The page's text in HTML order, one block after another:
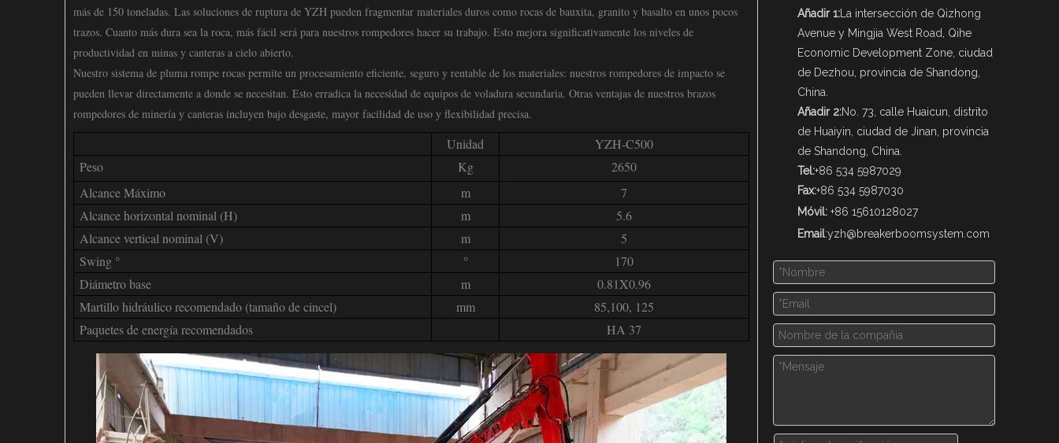
más de 150 toneladas. Las soluciones de ruptura de YZH pueden fragmentar materiales duros como rocas de bauxita, granito y basalto en unos pocos
trazos. Cuanto más dura sea la roca, más fácil será para nuestros rompedores hacer su trabajo. Esto mejora significativamente los niveles de
productividad en minas y canteras a cielo abierto.
Nuestro sistema de pluma rompe rocas permite un procesamiento eficiente, seguro y rentable de los materiales: nuestros rompedores de impacto se
pueden llevar directamente a donde se necesitan. Esto erradica la necesidad de equipos de voladura secundaria. Otras ventajas de nuestros brazos
rompedores de minería y canteras incluyen bajo desgaste, mayor facilidad de uso y flexibilidad precisa.
Unidad
YZH-C500
Peso
Kg
2650
Alcance Máximo
m
7
Alcance horizontal nominal (H)
m
5.6
Alcance vertical nominal (V)
m
5
Swing °
°
170
Diámetro base
m
0.81X0.96
Martillo hidráulico recomendado (tamaño de cincel)
mm
85,100, 125
Paquetes de energía recomendados
HA 37
Añadir 1: La intersección de Qizhong
Avenue y Mingjia West Road, Qihe
Economic Development Zone, ciudad
de Dezhou, provincia de Shandong,
China.
Añadir 2:No. 73, calle Huaicun, distrito
de Huaiyin, ciudad de Jinan, provincia
de Shandong, China.
Tel:+86 534 5987029
Fax:+86 534 5987030
Móvil: +86 15610128027
Email:yzh@breakerboomsystem.com